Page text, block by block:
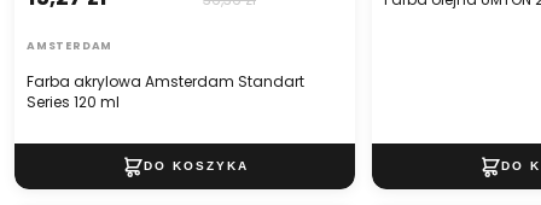
Farba akrylowa Amsterdam Standart
Series 120 ml
AMSTERDAM